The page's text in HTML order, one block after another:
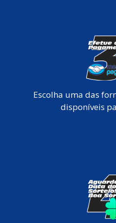
Escolha uma das
disponíveis